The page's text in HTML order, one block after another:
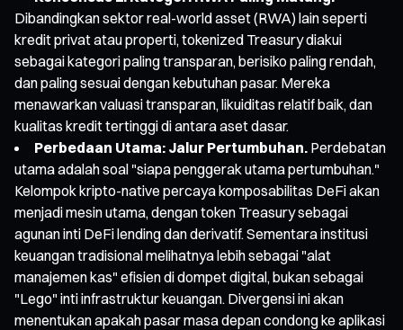
Dibandingkan sektor real-world asset (RWA) lain seperti
kredit privat atau properti, tokenized Treasury diakui
sebagai kategori paling transparan, berisiko paling rendah,
dan paling sesuai dengan kebutuhan pasar. Mereka
menawarkan valuasi transparan, likuiditas relatif baik, dan
kualitas kredit tertinggi di antara aset dasar.
Perbedaan Utama: Jalur Pertumbuhan. Perdebatan
utama adalah soal "siapa penggerak utama pertumbuhan."
Kelompok kripto-native percaya komposabilitas DeFi akan
menjadi mesin utama, dengan token Treasury sebagai
agunan inti DeFi lending dan derivatif. Sementara institusi
keuangan tradisional melihatnya lebih sebagai "alat
manajemen kas" efisien di dompet digital, bukan sebagai
"Lego" inti infrastruktur keuangan. Divergensi ini akan
menentukan apakah pasar masa depan condong ke aplikasi